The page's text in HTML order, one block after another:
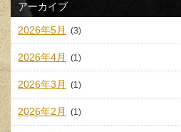
アーカイブ
2026年5月 (3)
2026年4月 (1)
2026年3月 (1)
2026年2月 (1)